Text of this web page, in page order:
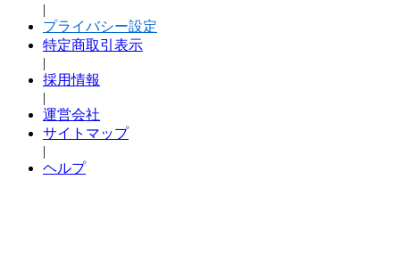
|
プライバシー設定
特定商取引表示
|
採用情報
|
運営会社
サイトマップ
|
ヘルプ